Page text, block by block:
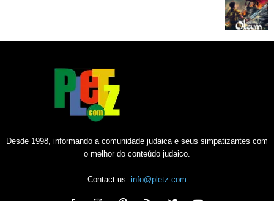
Desde 1998, informando a comunidade judaica e seus simpatizantes com
o melhor do conteúdo judaico.
Contact us: info@pletz.com